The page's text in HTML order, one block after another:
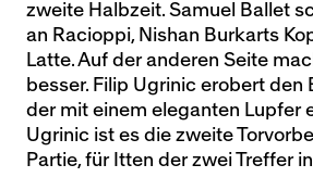
zweite Halbzeit. Samuel Ballet
an Racioppi, Nishan Burkarts
Latte. Auf der anderen Seite
besser. Filip Ugrinic erobert den
der mit einem eleganten Lupfer
Ugrinic ist es die zweite
Partie, für Itten der zwei Treffer